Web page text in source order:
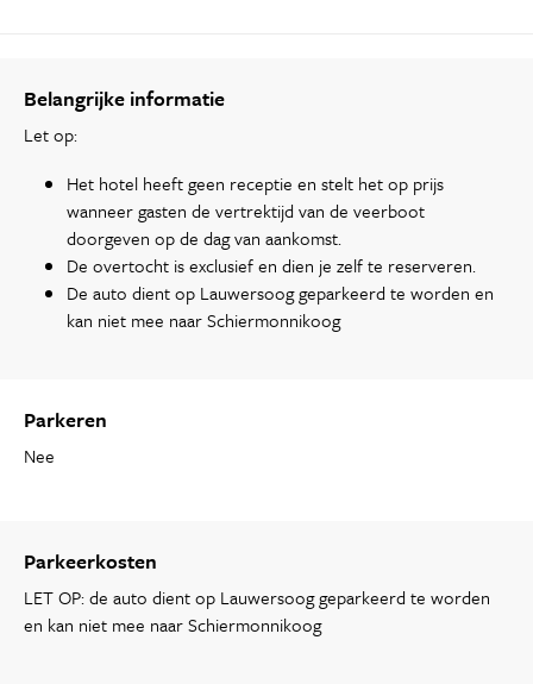
Belangrijke informatie
Let op:
Het hotel heeft geen receptie en stelt het op prijs
wanneer gasten de vertrektijd van de veerboot
doorgeven op de dag van aankomst.
De overtocht is exclusief en dien je zelf te reserveren.
De auto dient op Lauwersoog geparkeerd te worden en
kan niet mee naar Schiermonnikoog
Parkeren
Nee
Parkeerkosten
LET OP: de auto dient op Lauwersoog geparkeerd te worden
en kan niet mee naar Schiermonnikoog